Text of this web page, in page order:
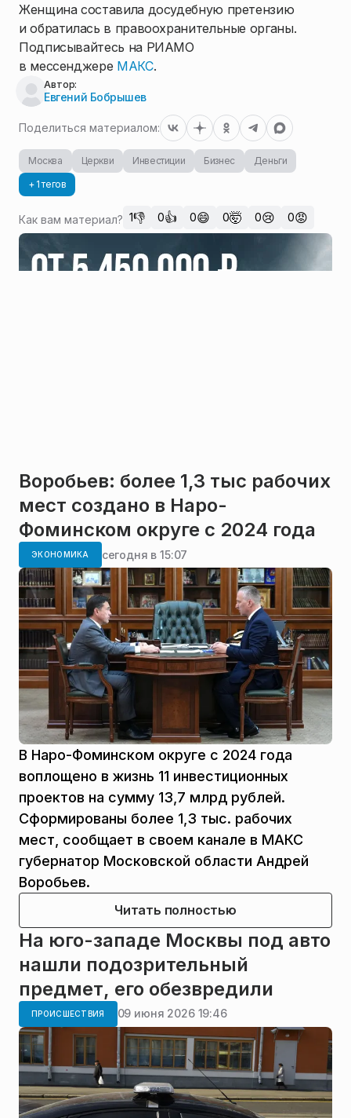
Женщина составила досудебную претензию
и обратилась в правоохранительные органы.
Подписывайтесь на РИАМО
в мессенджере МАКС.
Автор:
Евгений Бобрышев
Поделиться материалом:
Москва Церкви Инвестиции Бизнес
Деньги
+ 1 тегов
Как вам материал? 1👎 0👍 0😄 0🤯 0😢 0😡
Воробьев: более 1,3 тыс рабочих
мест создано в Наро-
Фоминском округе с 2024 года
ЭКОНОМИКА сегодня в 15:07
В Наро-Фоминском округе с 2024 года
воплощено в жизнь 11 инвестиционных
проектов на сумму 13,7 млрд рублей.
Сформированы более 1,3 тыс. рабочих
мест, сообщает в своем канале в МАКС
губернатор Московской области Андрей
Воробьев.
Читать полностью
На юго-западе Москвы под авто
нашли подозрительный
предмет, его обезвредили
ПРОИСШЕСТВИЯ 09 июня 2026 19:46